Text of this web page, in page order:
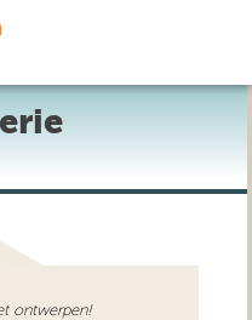
ontwerpen!